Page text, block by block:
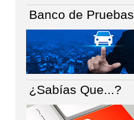
Banco de Pruebas
¿Sabías Que...?